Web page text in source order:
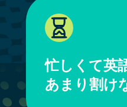
忙しくて英
あまり割け